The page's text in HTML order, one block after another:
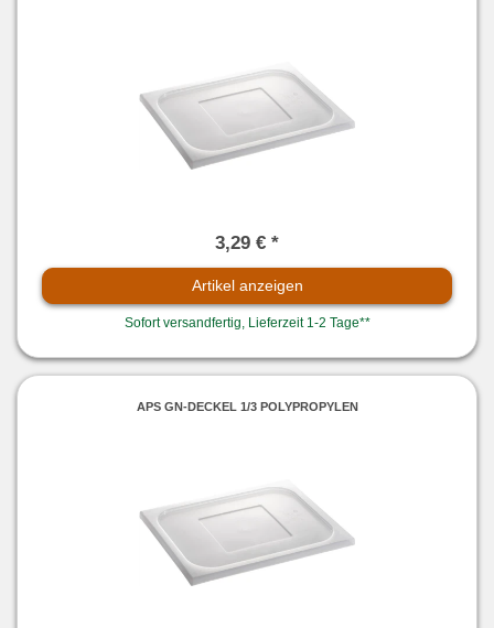
3,29 € *
Artikel anzeigen
Sofort versandfertig, Lieferzeit 1-2 Tage**
APS GN-DECKEL 1/3 POLYPROPYLEN